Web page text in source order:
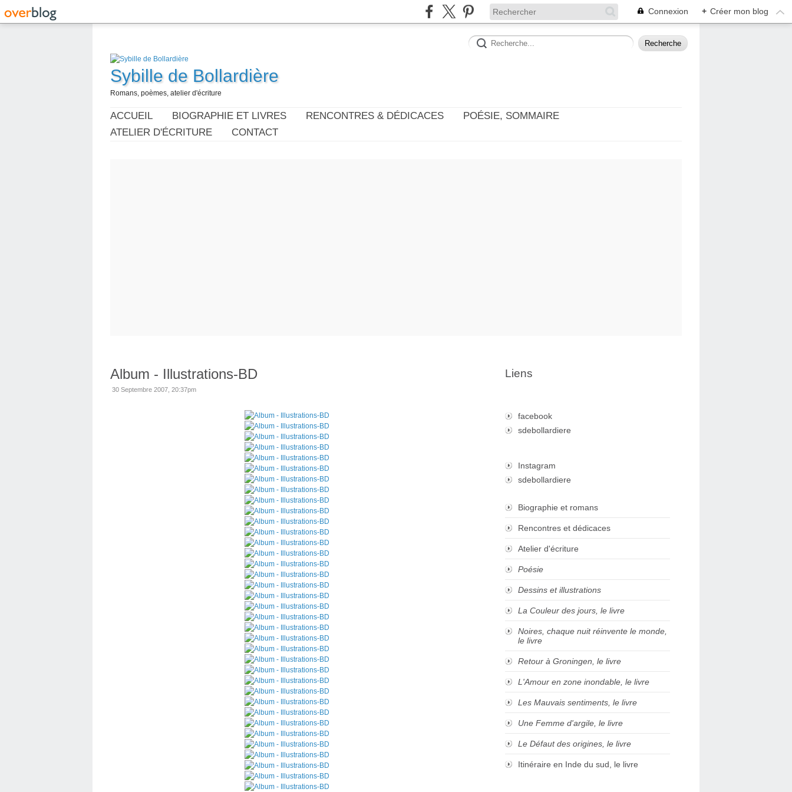
Connexion + Créer mon blog
Sybille de Bollardière
Romans, poèmes, atelier d'écriture
ACCUEIL BIOGRAPHIE ET LIVRES RENCONTRES & DÉDICACES
POÉSIE, SOMMAIRE
ATELIER D'ÉCRITURE
CONTACT
Album - Illustrations-BD
30 Septembre 2007, 20:37pm
Liens
facebook
sdebollardiere
Instagram
sdebollardiere
Biographie et romans
Rencontres et dédicaces
Atelier d'écriture
Poésie
Dessins et illustrations
La Couleur des jours, le livre
Noires, chaque nuit réinvente le monde,
le livre
Retour à Groningen, le livre
L'Amour en zone inondable, le livre
Les Mauvais sentiments, le livre
Une Femme d'argile, le livre
Le Défaut des origines, le livre
Itinéraire en Inde du sud, le livre